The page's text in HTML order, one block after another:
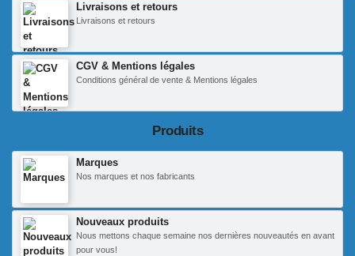
Livraisons et retours
Livraisons et retours
CGV & Mentions légales
Conditions général de vente & Mentions légales
Produits
Marques
Nos marques et nos fabricants
Nouveaux produits
Nous mettons chaque semaine nos dernières nouveautés en avant
pour vous!